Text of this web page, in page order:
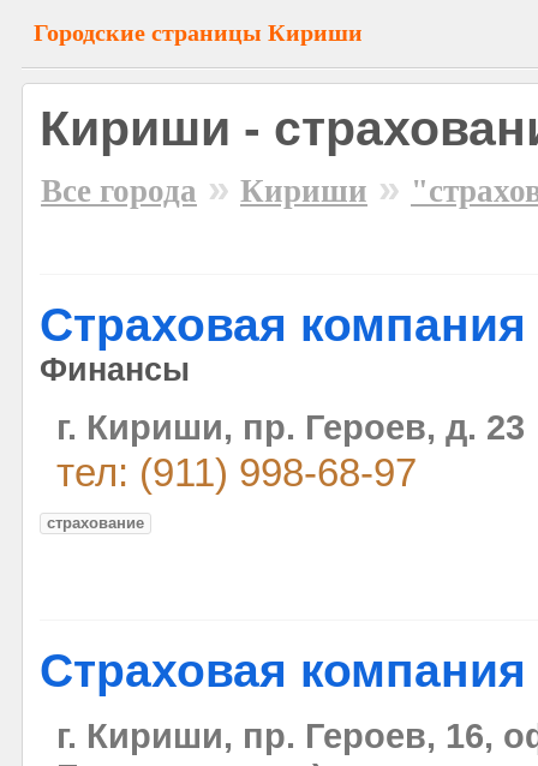
Городские страницы Кириши
Кириши -
Все города » Кириши »
Страховая
Финансы
г. Кириши, пр. Героев, д. 23
тел: (911) 998-68-97
страхование
Страховая
г. Кириши, пр. Героев, 16,